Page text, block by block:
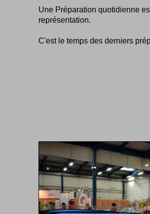
Une Préparation quotidienne
représentation.
C'est le temps des derniers